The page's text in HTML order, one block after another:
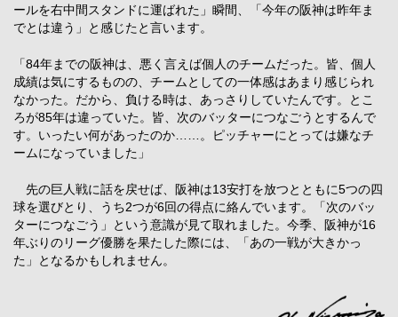
ールを右中間スタンドに運ばれた」瞬間、「今年の阪神は昨年ま
でとは違う」と感じたと言います。
「84年までの阪神は、悪く言えば個人のチームだった。皆、個人
成績は気にするものの、チームとしての一体感はあまり感じられ
なかった。だから、負ける時は、あっさりしていたんです。とこ
ろが85年は違っていた。皆、次のバッターにつなごうとするんで
す。いったい何があったのか……。ピッチャーにとっては嫌なチ
ームになっていました」
先の巨人戦に話を戻せば、阪神は13安打を放つとともに5つの四
球を選びとり、うち2つが6回の得点に絡んでいます。「次のバッ
ターにつなごう」という意識が見て取れました。今季、阪神が16
年ぶりのリーグ優勝を果たした際には、「あの一戦が大きかっ
た」となるかもしれません。